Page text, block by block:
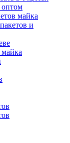
майка
и